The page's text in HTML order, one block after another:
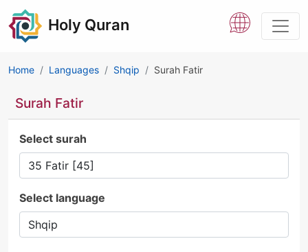
Holy Quran
Home Languages Shqip Surah Fatir
Surah Fatir
Select surah
Select language